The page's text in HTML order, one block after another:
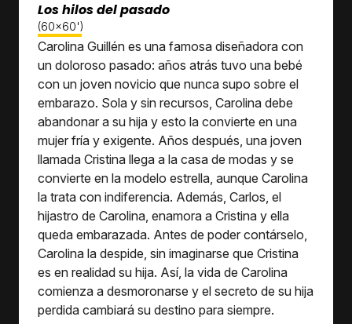
Los hilos del pasado
(60x60')
Carolina Guillén es una famosa diseñadora con
un doloroso pasado: años atrás tuvo una bebé
con un joven novicio que nunca supo sobre el
embarazo. Sola y sin recursos, Carolina debe
abandonar a su hija y esto la convierte en una
mujer fría y exigente. Años después, una joven
llamada Cristina llega a la casa de modas y se
convierte en la modelo estrella, aunque Carolina
la trata con indiferencia. Además, Carlos, el
hijastro de Carolina, enamora a Cristina y ella
queda embarazada. Antes de poder contárselo,
Carolina la despide, sin imaginarse que Cristina
es en realidad su hija. Así, la vida de Carolina
comienza a desmoronarse y el secreto de su hija
perdida cambiará su destino para siempre.